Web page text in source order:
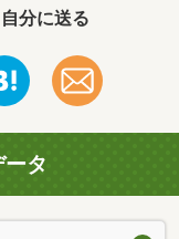
分に送る
タ